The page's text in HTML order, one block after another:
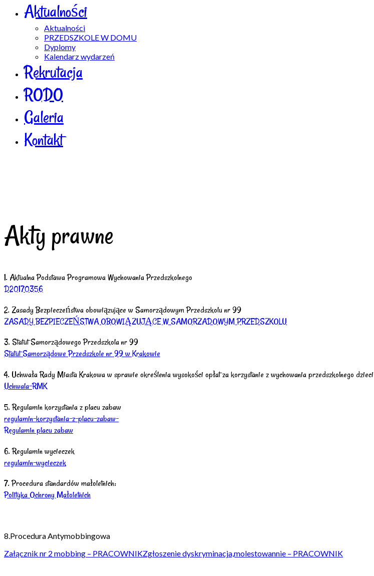
Aktualności
Aktualności
PRZEDSZKOLE W DOMU
Dyplomy
Kalendarz wydarzeń
Rekrutacja
RODO
Galeria
Kontakt
Akty prawne
1. Aktualna Podstawa Programowa Wychowania Przedszkolnego
D20170356
2. Zasady Bezpieczeństwa obowiązujące w Samorządowym Przedszkolu nr 99
ZASADY BEZPIECZEŃSTWA OBOWIĄZUJĄCE W SAMORZADOWYM PRZEDSZKOLU
3. Statut Samorządowego Przedszkola nr 99
Statut Samorządowe Przedszkole nr 99 w Krakowie
4. Uchwała Rady Miasta Krakowa w sprawie określenia wysokości opłat za korzystanie z wychowania przedszkolnego dzieci
Uchwala-RMK
5. Regulamin korzystania z placu zabaw
regulamin-korzystania-z-placu-zabaw-
Regulamin placu zabaw
6. Regulamin wycieczek
regulamin-wycieczek
7. Procedura standardów małoletnich:
Polityka Ochrony Małoletnich
8.Procedura Antymobbingowa
Załącznik nr 2 mobbing – PRACOWNIKZgłoszenie dyskryminacja,molestowannie – PRACOWNIK